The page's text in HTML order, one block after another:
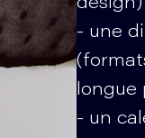
design)
- une
longue
- un